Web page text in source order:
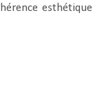
esthétique